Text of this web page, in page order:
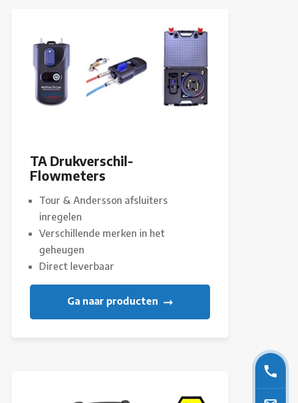
TA Drukverschil-
Flowmeters
Tour & Andersson afsluiters
inregelen
Verschillende merken in het
geheugen
Direct leverbaar
Ga naar producten